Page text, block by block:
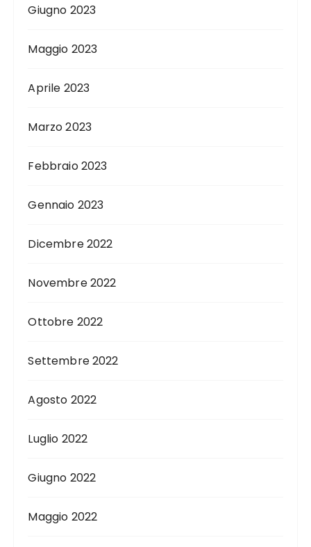
Giugno 2023
Maggio 2023
Aprile 2023
Marzo 2023
Febbraio 2023
Gennaio 2023
Dicembre 2022
Novembre 2022
Ottobre 2022
Settembre 2022
Agosto 2022
Luglio 2022
Giugno 2022
Maggio 2022